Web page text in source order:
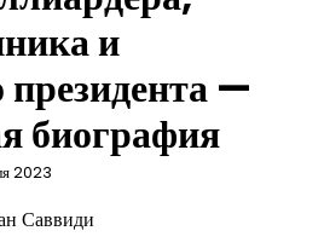
и
президента —
биография
2023